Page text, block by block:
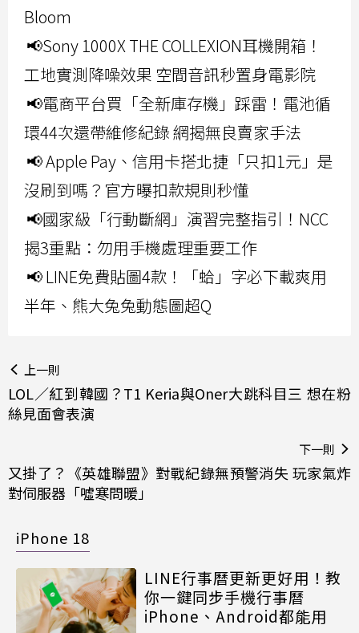
Bloom
📢Sony 1000X THE COLLEXION耳機開箱！
工地實測降噪效果 空間音訊秒置身電影院
📢電商平台買「全新庫存機」踩雷！電池循
環44次還帶維修紀錄 網揭無良賣家手法
📢 Apple Pay、信用卡搭北捷「只扣1元」是
沒刷到嗎？官方曝扣款規則秒懂
📢國家級「行動斷網」演習完整指引！NCC
揭3重點：勿用手機處理重要工作
📢 LINE免費貼圖4款！「蛤」字必下載爽用
半年、熊大兔兔動態圖超Q
上一則
LOL／紅到韓國？T1 Keria與Oner大跳科目三 想在粉
絲見面會表演
下一則
又掛了？《英雄聯盟》對戰紀錄無預警消失 玩家氣炸
對伺服器「噓寒問暖」
iPhone 18
LINE行事曆更新更好用！教
你一鍵同步手機行事曆
iPhone、Android都能用